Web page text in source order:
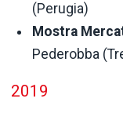
(Perugia)
Mostra
Pederobba
2019